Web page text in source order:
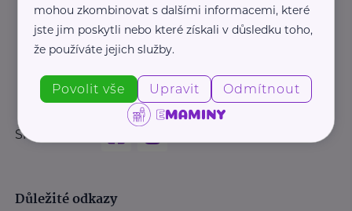
Sledujte nás:
Důležité odkazy
mohou zkombinovat s dalšími informacemi, které
jste jim poskytli nebo které získali v důsledku toho,
že používáte jejich služby.
Povolit vše Upravit Odmítnout